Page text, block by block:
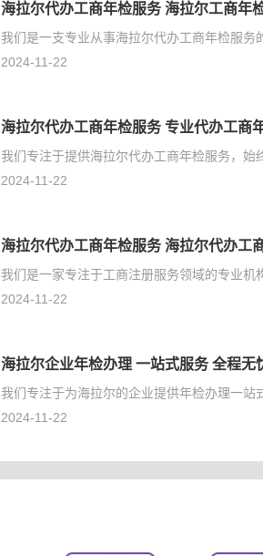
海拉尔代办工商年检服务 海拉尔工商年
我们是一支专业从事海拉尔代办工商年检服
2024-11-22
海拉尔代办工商年检服务 专业代办工商
我们专注于提供海拉尔代办工商年检服务，始
2024-11-22
海拉尔代办工商年检服务 海拉尔代办工
我们是一家专注于工商注册服务领域的专业
2024-11-22
海拉尔企业年检办理 一站式服务 全程无
我们专注于为海拉尔的企业提供年检办理一
2024-11-22